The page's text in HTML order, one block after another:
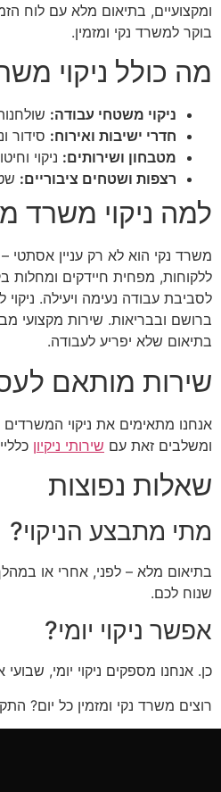
ומקצועיים, בתיאום מלא עם לוח
בוקר למשרד נקי ומזמין.
מה כולל ניקוי
ניקוי משטחי עבודה:
חדרי ישיבות ואירוח: סידור
מטבחון ושירותים: ניקוי
רצפות ושטחים ציבוריים:
למה ניקוי משרד
משרד נקי הוא לא רק עניין אסתטי
ללקוחות, מפחית חיידקים ומחלות
לסביבת עבודה נעימה ויעילה.
ברושם ובבריאות. שירות מקצועי
בתיאום שלא יפריע לעבודה.
שירות מותאם
אנחנו מתאימים את ניקוי המשרדים
ומשלבים זאת עם שירותי ניקיון
שאלות נפוצות
מתי מתבצע הניקוי?
בתיאום מלא – לפני, אחרי או
שנוח לכם.
אפשר ניקוי יומי?
כן. אנחנו מספקים ניקוי יומי,
רוצים משרד נקי ומזמין כל יום?